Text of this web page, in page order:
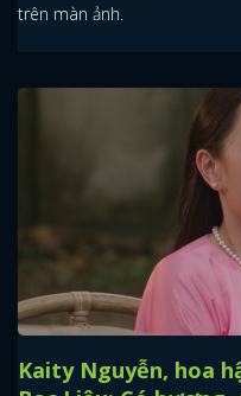
trên màn ảnh.
Kaity Nguyễn, hoa